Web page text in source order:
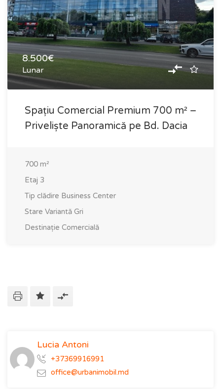
8.500€
Lunar
Spațiu Comercial Premium 700 m² –
Priveliște Panoramică pe Bd. Dacia
700 m²
Etaj 3
Tip clădire Business Center
Stare Variantă Gri
Destinație Comercială
Lucia Antoni
+37369916991
office@urbanimobil.md